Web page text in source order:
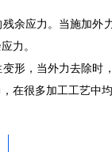
余应力。当施加外
力。
形，当外力去除时
在很多加工工艺中